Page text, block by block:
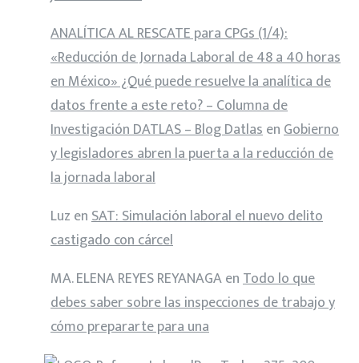
ANALÍTICA AL RESCATE para CPGs (1/4):
«Reducción de Jornada Laboral de 48 a 40 horas
en México» ¿Qué puede resuelve la analítica de
datos frente a este reto? – Columna de
Investigación DATLAS – Blog DatlasenGobierno
y legisladores abren la puerta a la reducción de
la jornada laboral
Luz enSAT: Simulación laboral el nuevo delito
castigado con cárcel
MA. ELENA REYES REYANAGAenTodo lo que
debes saber sobre las inspecciones de trabajo y
cómo prepararte para una